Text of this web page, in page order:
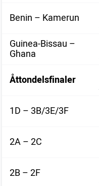
Benin – Kamerun
Guinea-Bissau –
Ghana
Åttondelsfinaler
1D – 3B/3E/3F
2A – 2C
2B – 2F